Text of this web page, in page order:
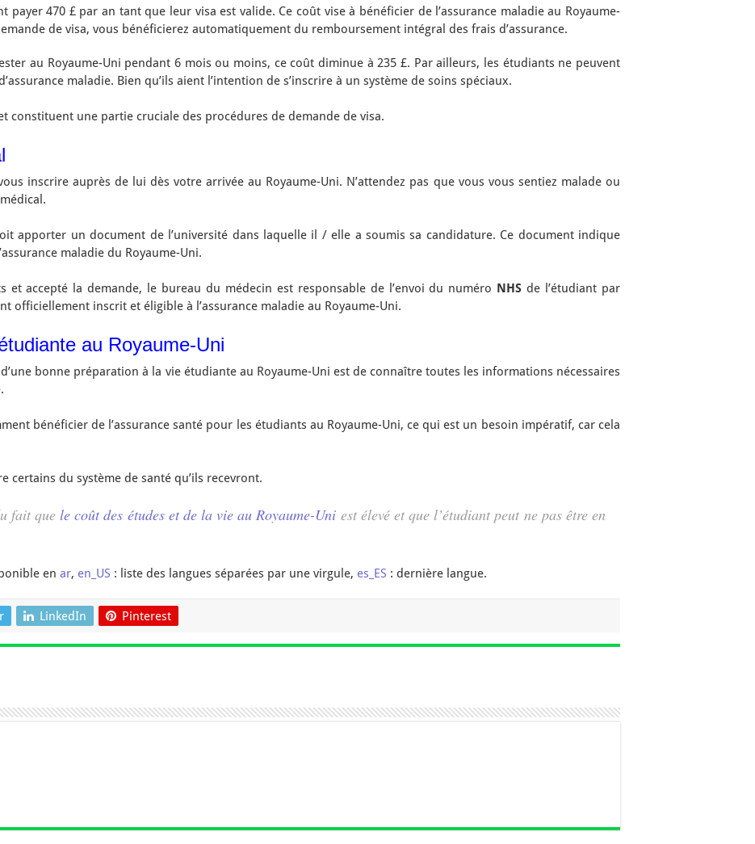
payer 470 £ par an tant que leur visa est valide. Ce coût vise à bénéficier de l’assurance maladie au Royaume-
de visa, vous bénéficierez automatiquement du remboursement intégral des frais d’assurance.
au Royaume-Uni pendant 6 mois ou moins, ce coût diminue à 235 £. Par ailleurs, les étudiants ne peuvent
maladie. Bien qu’ils aient l’intention de s’inscrire à un système de soins spéciaux.
constituent une partie cruciale des procédures de demande de visa.
inscrire auprès de lui dès votre arrivée au Royaume-Uni. N’attendez pas que vous vous sentiez malade ou
apporter un document de l’université dans laquelle il / elle a soumis sa candidature. Ce document indique
maladie du Royaume-Uni.
et accepté la demande, le bureau du médecin est responsable de l’envoi du numéro NHS de l’étudiant par
officiellement inscrit et éligible à l’assurance maladie au Royaume-Uni.
au Royaume-Uni
bonne préparation à la vie étudiante au Royaume-Uni est de connaître toutes les informations nécessaires
bénéficier de l’assurance santé pour les étudiants au Royaume-Uni, ce qui est un besoin impératif, car cela
certains du système de santé qu’ils recevront.
fait quele coût des études et de la vie au Royaume-Uni est élevé et que l’étudiant peut ne pas être en
en ar, en_US : liste des langues séparées par une virgule, es_ES : dernière langue.
LinkedIn Pinterest